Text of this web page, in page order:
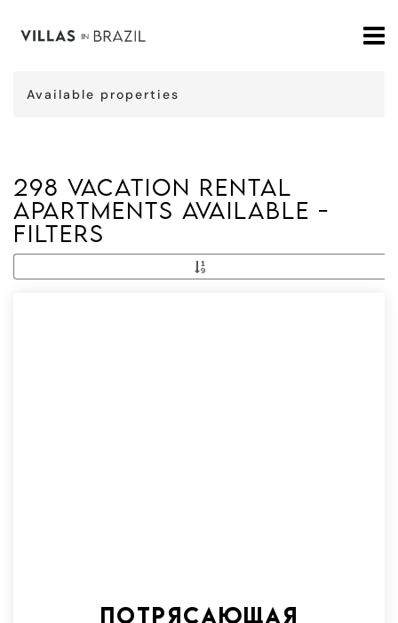
Available properties
298 vacation rental
apartments available -
Filters
Потрясающая